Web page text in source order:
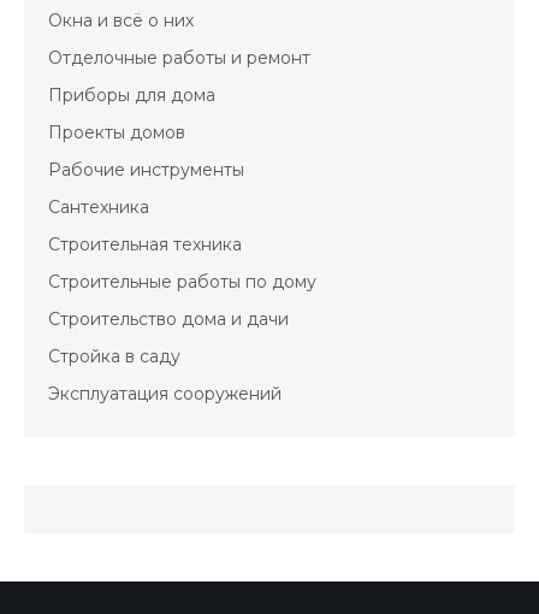
Окна и всё о них
Отделочные работы и ремонт
Приборы для дома
Проекты домов
Рабочие инструменты
Сантехника
Строительная техника
Строительные работы по дому
Строительство дома и дачи
Стройка в саду
Эксплуатация сооружений